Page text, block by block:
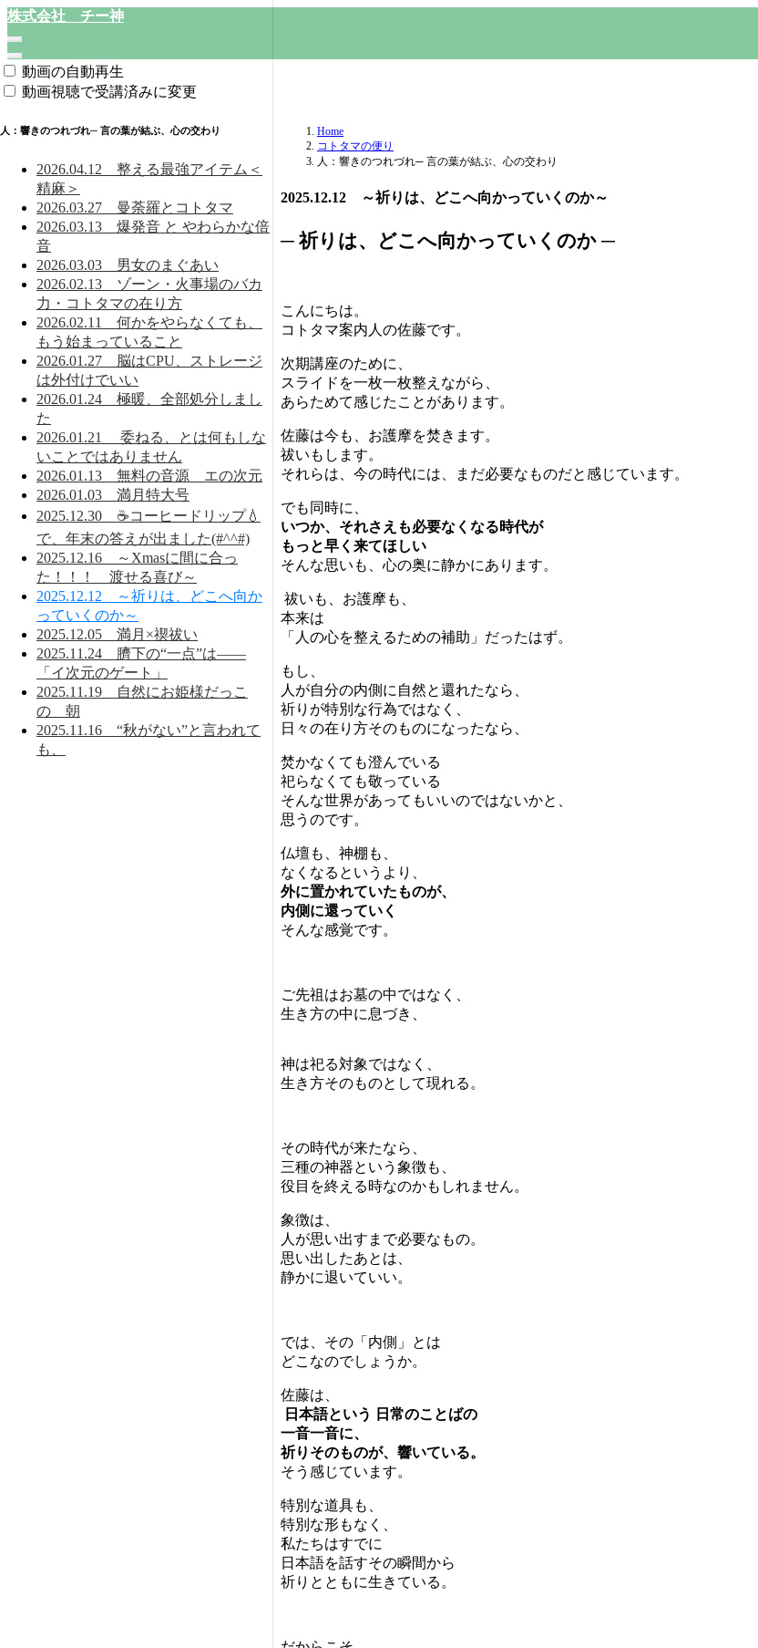
株式会社 チー神
動画の自動再生
動画視聴で受講済みに変更
人：響きのつれづれ─ 言の葉が結ぶ、心の交わり
2026.04.12 整える最強アイテム＜
精麻＞
2026.03.27 曼荼羅とコトタマ
2026.03.13 爆発音 と やわらかな倍
音
2026.03.03 男女のまぐあい
2026.02.13 ゾーン・火事場のバカ
力・コトタマの在り方
2026.02.11 何かをやらなくても、
もう始まっていること
2026.01.27 脳はCPU、ストレージ
は外付けでいい
2026.01.24 極暖、全部処分しまし
た
2026.01.21 委ねる、とは何もしな
いことではありません
2026.01.13 無料の音源 エの次元
2026.01.03 満月特大号
2025.12.30 ☕コーヒードリップ💧
で、年末の答えが出ました(#^^#)
2025.12.16 ～Xmasに間に合っ
た！！！ 渡せる喜び～
2025.12.12 ～祈りは、どこへ向か
っていくのか～
2025.12.05 満月×禊祓い
2025.11.24 臍下の“一点”は——
「イ次元のゲート」
2025.11.19 自然にお姫様だっこ
の 朝
2025.11.16 “秋がない”と言われて
も、
Home
コトタマの便り
人：響きのつれづれ─ 言の葉が結ぶ、心の交わり
2025.12.12 ～祈りは、どこへ向かっていくのか～
─ 祈りは、どこへ向かっていくのか ─
こんにちは。
コトタマ案内人の佐藤です。
次期講座のために、
スライドを一枚一枚整えながら、
あらためて感じたことがあります。
佐藤は今も、お護摩を焚きます。
祓いもします。
それらは、今の時代には、まだ必要なものだと感じています。
でも同時に、
いつか、それさえも必要なくなる時代が
もっと早く来てほしい
そんな思いも、心の奥に静かにあります。
祓いも、お護摩も、
本来は
「人の心を整えるための補助」だったはず。
もし、
人が自分の内側に自然と還れたなら、
祈りが特別な行為ではなく、
日々の在り方そのものになったなら、
焚かなくても澄んでいる
祀らなくても敬っている
そんな世界があってもいいのではないかと、
思うのです。
仏壇も、神棚も、
なくなるというより、
外に置かれていたものが、
内側に還っていく
そんな感覚です。
ご先祖はお墓の中ではなく、
生き方の中に息づき、
神は祀る対象ではなく、
生き方そのものとして現れる。
その時代が来たなら、
三種の神器という象徴も、
役目を終える時なのかもしれません。
象徴は、
人が思い出すまで必要なもの。
思い出したあとは、
静かに退いていい。
では、その「内側」とは
どこなのでしょうか。
佐藤は、
日本語という 日常のことばの
一音一音に、
祈りそのものが、響いている。
そう感じています。
特別な道具も、
特別な形もなく、
私たちはすでに
日本語を話すその瞬間から
祈りとともに生きている。